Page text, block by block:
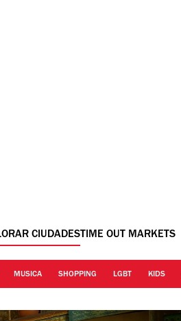
CIUDADESTIME OUT MARKETS
MUSICA SHOPPING LGBT KIDS